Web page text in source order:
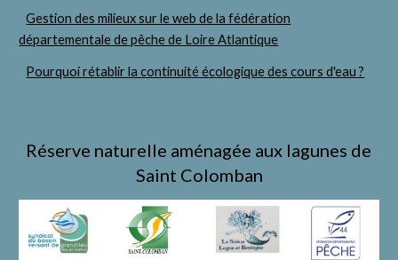
Gestion des milieux sur le web de la fédération
départementale de pêche de Loire Atlantique
Pourquoi rétablir la continuité écologique des cours d'eau ?
Réserve naturelle aménagée aux lagunes de
Saint Colomban